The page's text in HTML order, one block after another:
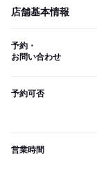
店舗基本情報
予約・
お問い合わせ
予約可否
営業時間